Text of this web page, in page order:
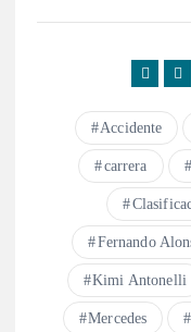
Accidente
carrera
Fernando
Kimi Antonelli
Mercedes